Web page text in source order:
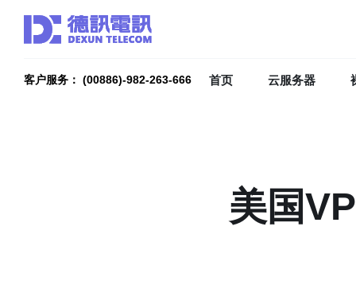
客户服务： (00886)-982-263-666 首页 云服务器
美国